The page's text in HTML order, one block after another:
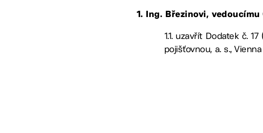
1. Ing. Březinovi, vedoucímu
1.1. uzavřít Dodatek č.
pojišťovnou, a. s.,